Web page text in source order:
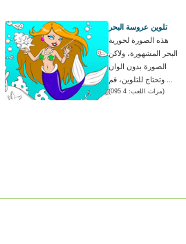
تلوين عروسة البحر
هذه الصورة لحورية
البحر المشهورة، ولاكن
الصورة بدون الوان
(مرات اللعب: 4 095)